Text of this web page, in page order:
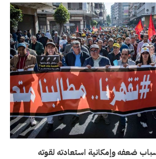
ضعفه وإمكانية استعادته لقوته